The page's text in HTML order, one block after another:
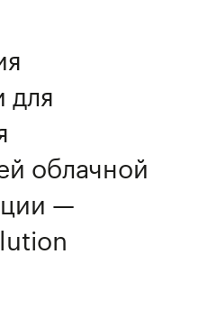
для
облачной
—